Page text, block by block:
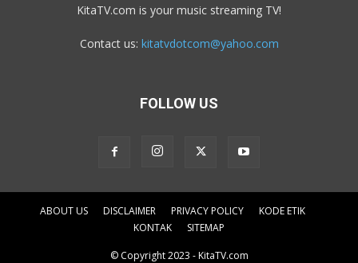
KitaTV.com is your music streaming TV!
Contact us: kitatvdotcom@yahoo.com
FOLLOW US
ABOUT US DISCLAIMER PRIVACY POLICY
KODE ETIK
KONTAK
SITEMAP
© Copyright 2023 - KitaTV.com